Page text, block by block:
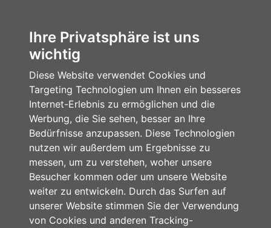
Ihre Privatsphäre ist uns
wichtig
Diese Website verwendet Cookies und
Targeting Technologien um Ihnen ein besseres
Internet-Erlebnis zu ermöglichen und die
Werbung, die Sie sehen, besser an Ihre
Bedürfnisse anzupassen. Diese Technologien
nutzen wir außerdem um Ergebnisse zu
messen, um zu verstehen, woher unsere
Besucher kommen oder um unsere Website
weiter zu entwickeln. Durch das Surfen auf
unserer Website stimmen Sie der Verwendung
von Cookies und anderen Tracking-